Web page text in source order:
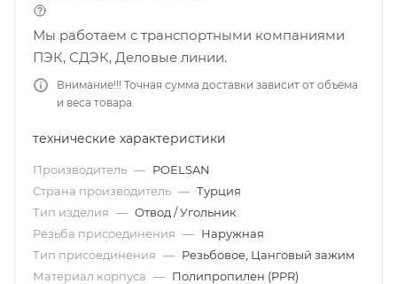
Мы работаем с транспортными компаниями
ПЭК, СДЭК, Деловые линии.
Внимание!!! Точная сумма доставки зависит от объёма
и веса товара.
технические характеристики
Производитель — POELSAN
Страна производитель — Турция
Тип изделия — Отвод / Угольник
Резьба присоединения — Наружная
Тип присоединения — Резьбовое, Цанговый зажим
Материал корпуса — Полипропилен (PPR)